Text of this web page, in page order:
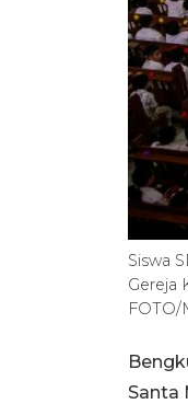
Siswa
Gereja
Santa